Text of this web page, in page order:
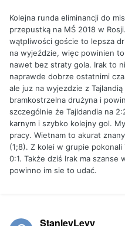
Kolejna runda eliminancji do
przepustką na MŚ 2018 w
wątpliwości goście to lepsza
na wyjeździe, więc powinien
nawet bez straty gola. Irak to
naprawde dobrze ostatnimi
ale juz na wyjezdzie z
bramkostrzelna drużyna i
szczególnie że Tajldandia na
karnym i szybko kolejny gol.
pracy. Wietnam to akurat
(1;8). Z kolei w grupie pokonali
0:1. Także dziś Irak ma szanse
powinno im sie to udać.
StanleyLevy